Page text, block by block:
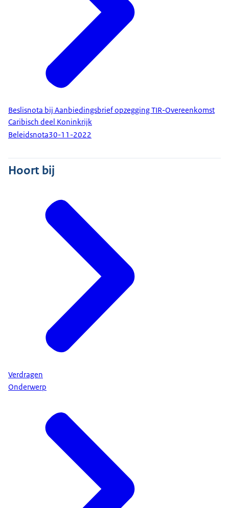
Beslisnota bij Aanbiedingsbrief opzegging TIR-Overeenkomst
Caribisch deel Koninkrijk
Beleidsnota30-11-2022
Hoort bij
Verdragen
Onderwerp